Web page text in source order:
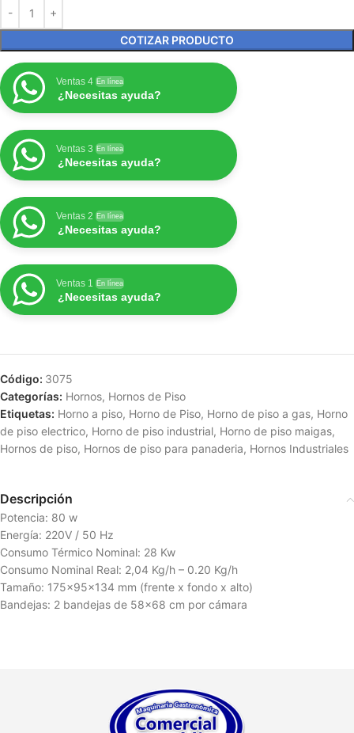
COTIZAR PRODUCTO
Ventas 4 En línea
¿Necesitas ayuda?
Ventas 3 En línea
¿Necesitas ayuda?
Ventas 2 En línea
¿Necesitas ayuda?
Ventas 1 En línea
¿Necesitas ayuda?
Código: 3075
Categorías: Hornos, Hornos de Piso
Etiquetas: Horno a piso, Horno de Piso, Horno de piso a gas, Horno
de piso electrico, Horno de piso industrial, Horno de piso maigas,
Hornos de piso, Hornos de piso para panaderia, Hornos Industriales
Descripción
Potencia: 80 w
Energía: 220V / 50 Hz
Consumo Térmico Nominal: 28 Kw
Consumo Nominal Real: 2,04 Kg/h – 0.20 Kg/h
Tamaño: 175x95x134 mm (frente x fondo x alto)
Bandejas: 2 bandejas de 58×68 cm por cámara